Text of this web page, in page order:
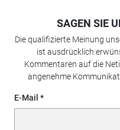
SAGEN SIE
Die qualifizierte Meinung
ist ausdrücklich
Kommentaren auf die
angenehme
E-Mail